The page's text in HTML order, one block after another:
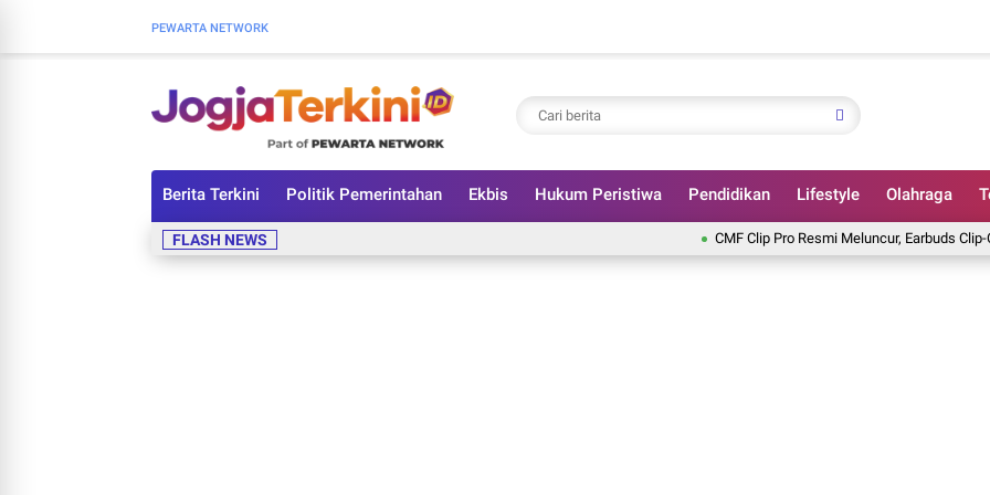
PEWARTA NETWORK
Berita Terkini Politik Pemerintahan Ekbis Hukum Peristiwa Pendidikan Lifestyle Olahraga
FLASH NEWS CMF Clip Pro Resmi Meluncur, Earbuds Clip-On